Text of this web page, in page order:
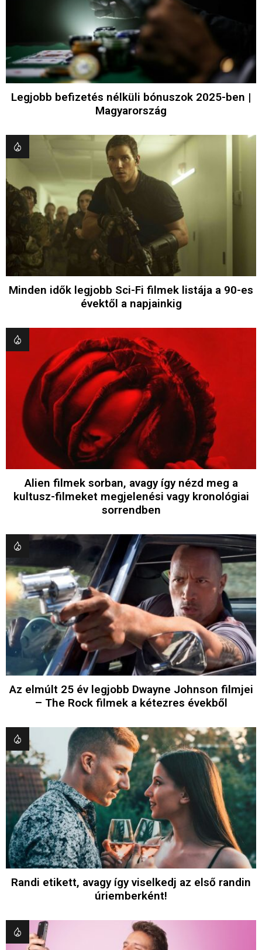
Legjobb befizetés nélküli bónuszok 2025-ben |
Magyarország
Minden idők legjobb Sci-Fi filmek listája a 90-es
évektől a napjainkig
Alien filmek sorban, avagy így nézd meg a
kultusz-filmeket megjelenési vagy kronológiai
sorrendben
Az elmúlt 25 év legjobb Dwayne Johnson filmjei
– The Rock filmek a kétezres évekből
Randi etikett, avagy így viselkedj az első randin
úriemberként!